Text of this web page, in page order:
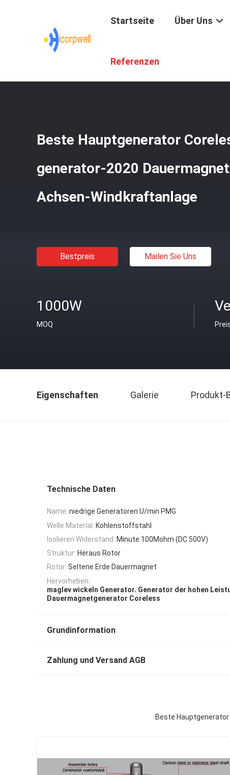
Startseite Über Uns
Referenzen
Beste Hauptgenerator
generator-2020
Achsen-Windkraftanlage
Bestpreis Mailen Sie Uns
1000W
MOQ
Eigenschaften Galerie Produkt-
Technische Daten
Name: niedrige Generatoren U/min PMG
Welle Material: Kohlenstoffstahl
Isolieren Widerstand: Minute 100Mohm (DC 500V)
Struktur: Heraus Rotor
Rotor: Seltene Erde Dauermagnet
Hervorheben:
maglev wickeln Generator, Generator der hohen
Dauermagnetgenerator Coreless
Grundinformation
Zahlung und Versand AGB
Beste